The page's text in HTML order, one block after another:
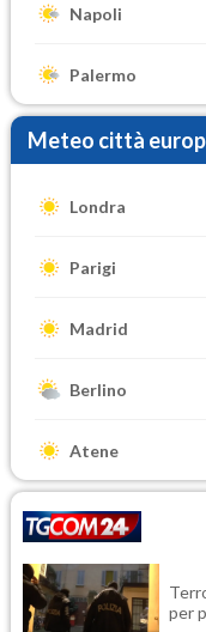
Napoli
Palermo
Meteo città
Londra
Parigi
Madrid
Berlino
Atene
per